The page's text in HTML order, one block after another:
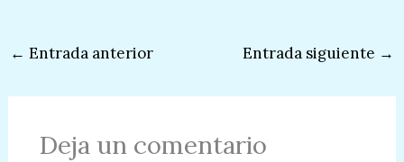
← Entrada anterior Entrada siguiente →
Deja un comentario